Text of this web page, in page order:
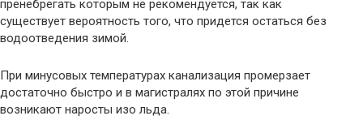
пренебрегать которым не рекомендуется, так как
существует вероятность того, что придется остаться без
водоотведения зимой.
При минусовых температурах канализация промерзает
достаточно быстро и в магистралях по этой причине
возникают наросты изо льда.